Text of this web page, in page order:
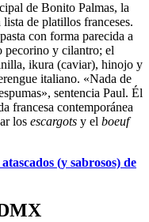
de Bonito Palmas, la
de platillos franceses.
con forma parecida a
pecorino y cilantro; el
ikura (caviar), hinojo y
italiano. «Nada de
sentencia Paul. Él
francesa contemporánea
los escargots y el boeuf
(y sabrosos) de